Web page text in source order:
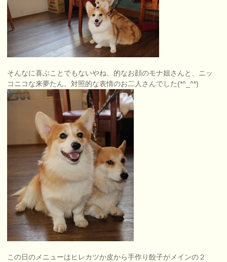
そんなに喜ぶことでもないやね、的なお顔のモナ姐さんと、ニッ
コニコな来夢たん。対照的な表情のお二人さんでした(*^_^*)
この日のメニューはヒレカツか皮から手作り餃子がメインの２